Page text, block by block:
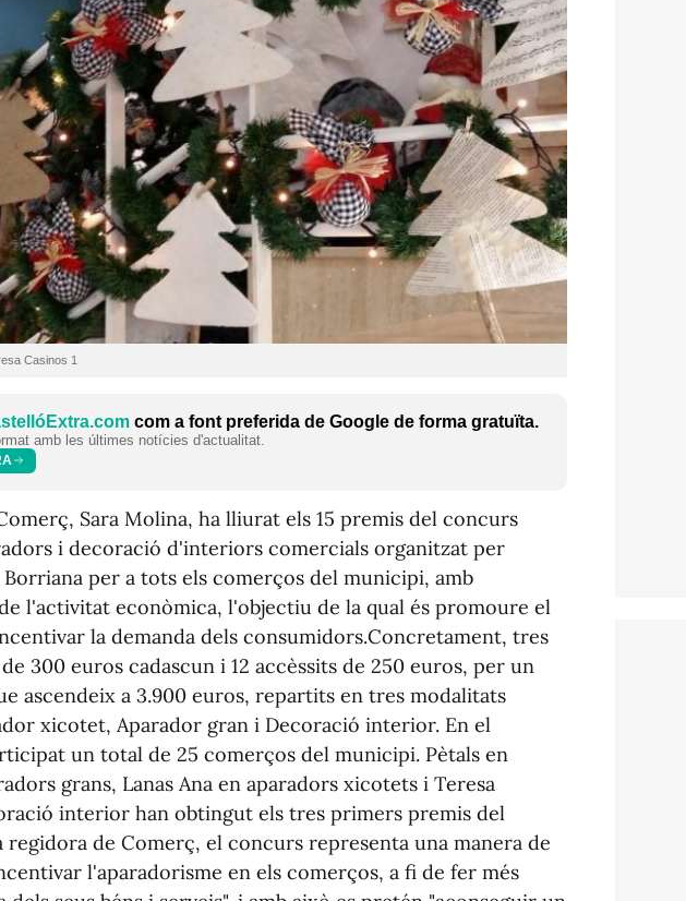
Casinos 1
com a font preferida de Google de forma gratuïta.
amb les últimes notícies d'actualitat.
Sara Molina, ha lliurat els 15 premis del concurs
i decoració d'interiors comercials organitzat per
per a tots els comerços del municipi, amb
l'activitat econòmica, l'objectiu de la qual és promoure el
la demanda dels consumidors.Concretament, tres
300 euros cadascun i 12 accèssits de 250 euros, per un
ascendeix a 3.900 euros, repartits en tres modalitats
xicotet, Aparador gran i Decoració interior. En el
un total de 25 comerços del municipi. Pètals en
grans, Lanas Ana en aparadors xicotets i Teresa
interior han obtingut els tres primers premis del
regidora de Comerç, el concurs representa una manera de
l'aparadorisme en els comerços, a fi de fer més